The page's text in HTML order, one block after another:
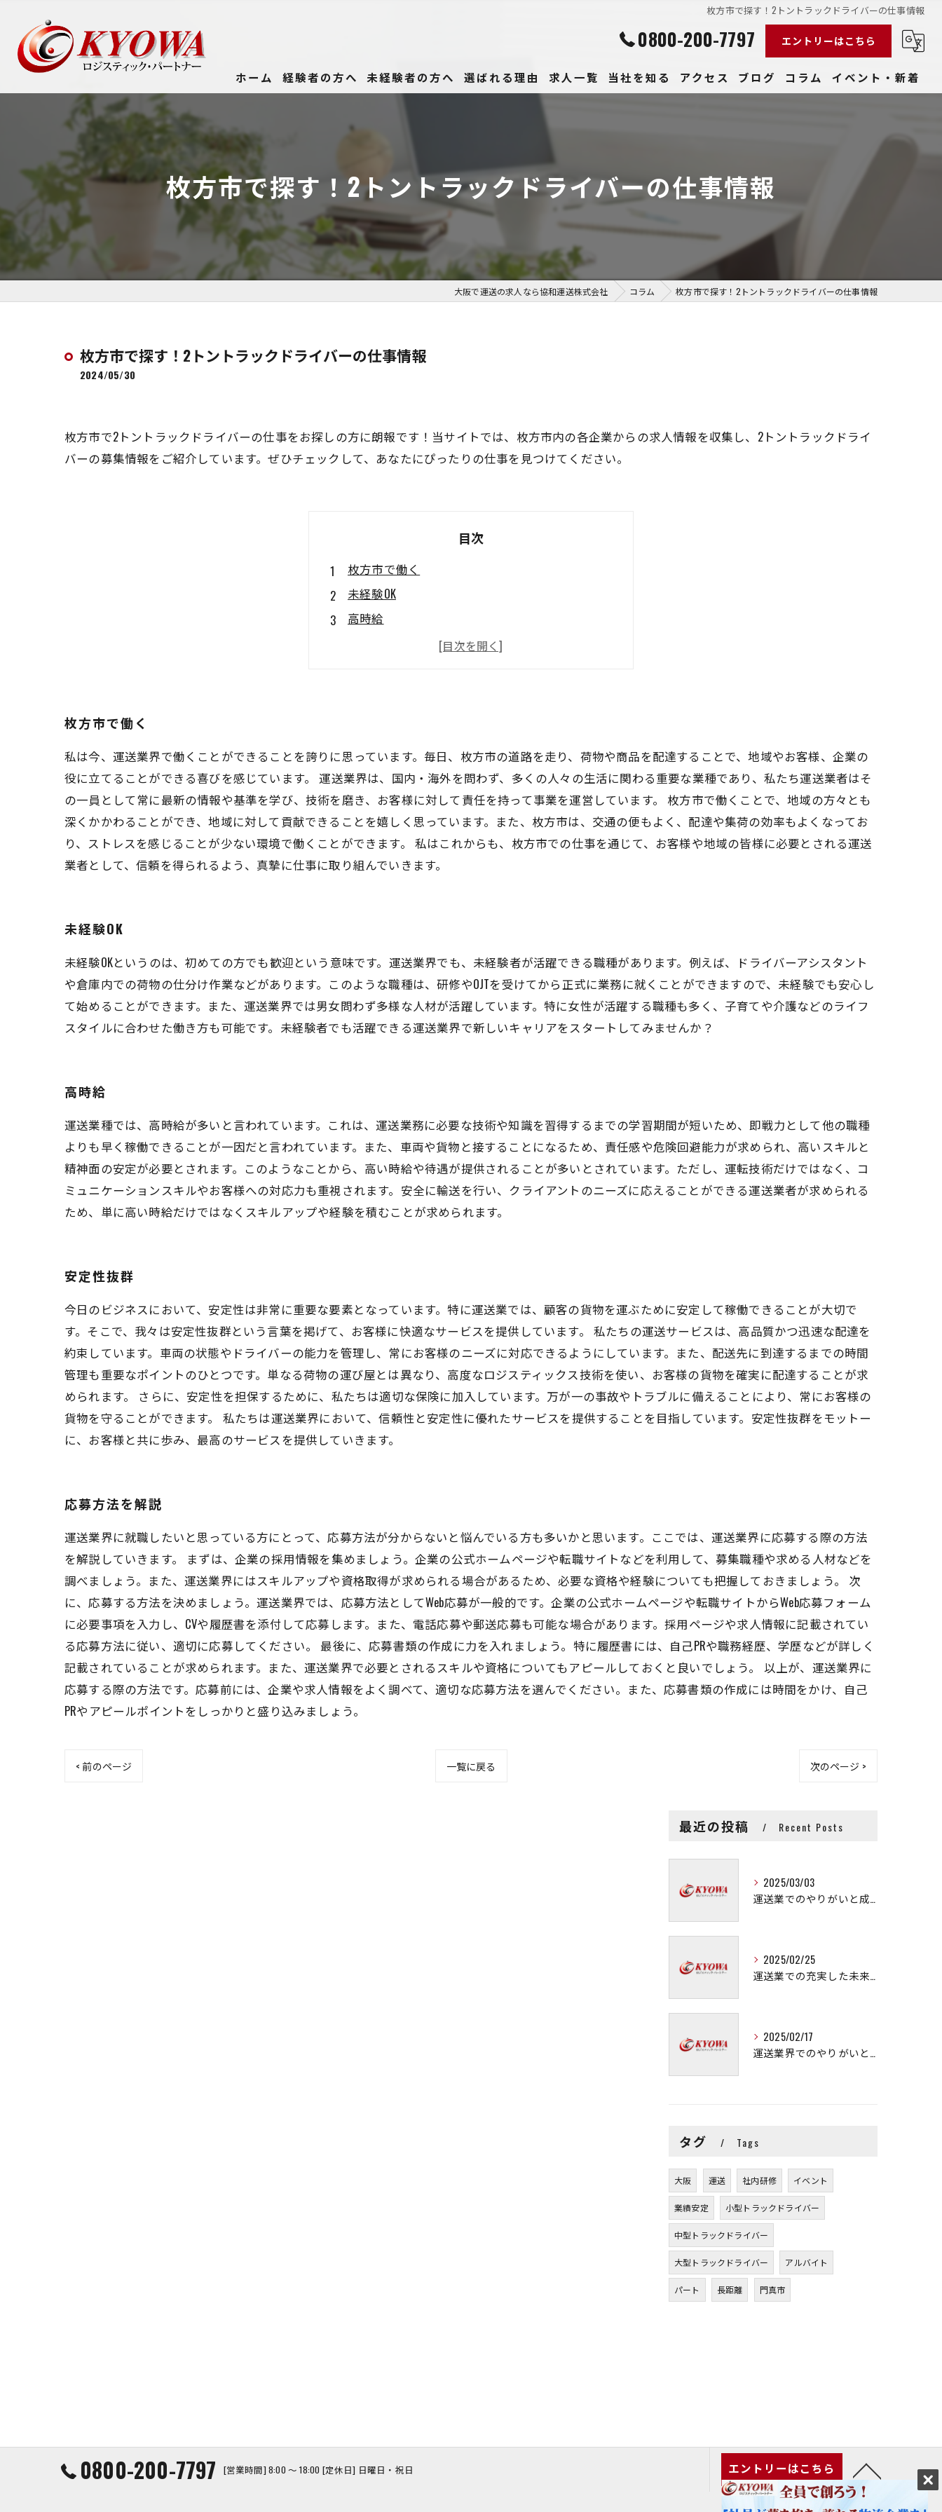
枚方市で探す！2トントラックドライバーの仕事情報
0800-200-7797 エントリーはこちら
ホーム 経験者の方へ 未経験者の方へ 選ばれる理由 求人一覧 当社を知る
高収入
アクセス ブログ コラム イベント・新着
枚方市で探す！2トントラックドライバーの仕事情報
大阪で運送の求人なら協和運送株式会社 コラム 枚方市で探す！2トントラックドライバーの仕事情報
枚方市で探す！2トントラックドライバーの仕事情報
2024/05/30
枚方市で2トントラックドライバーの仕事をお探しの方に朗報です！当サイトでは、枚方市内の各企業からの求人情報を収集し、2トントラックドライ
バーの募集情報をご紹介しています。ぜひチェックして、あなたにぴったりの仕事を見つけてください。
目次
枚方市で働く
未経験OK
高時給
枚方市で働く
私は今、運送業界で働くことができることを誇りに思っています。毎日、枚方市の道路を走り、荷物や商品を配達することで、地域やお客様、企業の
役に立てることができる喜びを感じています。 運送業界は、国内・海外を問わず、多くの人々の生活に関わる重要な業種であり、私たち運送業者はそ
の一員として常に最新の情報や基準を学び、技術を磨き、お客様に対して責任を持って事業を運営しています。 枚方市で働くことで、地域の方々とも
深くかかわることができ、地域に対して貢献できることを嬉しく思っています。また、枚方市は、交通の便もよく、配達や集荷の効率もよくなってお
り、ストレスを感じることが少ない環境で働くことができます。 私はこれからも、枚方市での仕事を通じて、お客様や地域の皆様に必要とされる運送
業者として、信頼を得られるよう、真摯に仕事に取り組んでいきます。
未経験OK
未経験OKというのは、初めての方でも歓迎という意味です。運送業界でも、未経験者が活躍できる職種があります。例えば、ドライバーアシスタント
や倉庫内での荷物の仕分け作業などがあります。このような職種は、研修やOJTを受けてから正式に業務に就くことができますので、未経験でも安心し
て始めることができます。また、運送業界では男女問わず多様な人材が活躍しています。特に女性が活躍する職種も多く、子育てや介護などのライフ
スタイルに合わせた働き方も可能です。未経験者でも活躍できる運送業界で新しいキャリアをスタートしてみませんか？
高時給
運送業種では、高時給が多いと言われています。これは、運送業務に必要な技術や知識を習得するまでの学習期間が短いため、即戦力として他の職種
よりも早く稼働できることが一因だと言われています。また、車両や貨物と接することになるため、責任感や危険回避能力が求められ、高いスキルと
精神面の安定が必要とされます。このようなことから、高い時給や待遇が提供されることが多いとされています。ただし、運転技術だけではなく、コ
ミュニケーションスキルやお客様への対応力も重視されます。安全に輸送を行い、クライアントのニーズに応えることができる運送業者が求められる
ため、単に高い時給だけではなくスキルアップや経験を積むことが求められます。
安定性抜群
今日のビジネスにおいて、安定性は非常に重要な要素となっています。特に運送業では、顧客の貨物を運ぶために安定して稼働できることが大切で
す。そこで、我々は安定性抜群という言葉を掲げて、お客様に快適なサービスを提供しています。 私たちの運送サービスは、高品質かつ迅速な配達を
約束しています。車両の状態やドライバーの能力を管理し、常にお客様のニーズに対応できるようにしています。また、配送先に到達するまでの時間
管理も重要なポイントのひとつです。単なる荷物の運び屋とは異なり、高度なロジスティックス技術を使い、お客様の貨物を確実に配達することが求
められます。 さらに、安定性を担保するために、私たちは適切な保険に加入しています。万が一の事故やトラブルに備えることにより、常にお客様の
貨物を守ることができます。 私たちは運送業界において、信頼性と安定性に優れたサービスを提供することを目指しています。安定性抜群をモットー
に、お客様と共に歩み、最高のサービスを提供していきます。
応募方法を解説
運送業界に就職したいと思っている方にとって、応募方法が分からないと悩んでいる方も多いかと思います。ここでは、運送業界に応募する際の方法
を解説していきます。 まずは、企業の採用情報を集めましょう。企業の公式ホームページや転職サイトなどを利用して、募集職種や求める人材などを
調べましょう。また、運送業界にはスキルアップや資格取得が求められる場合があるため、必要な資格や経験についても把握しておきましょう。 次
に、応募する方法を決めましょう。運送業界では、応募方法としてWeb応募が一般的です。企業の公式ホームページや転職サイトからWeb応募フォーム
に必要事項を入力し、CVや履歴書を添付して応募します。また、電話応募や郵送応募も可能な場合があります。採用ページや求人情報に記載されてい
る応募方法に従い、適切に応募してください。 最後に、応募書類の作成に力を入れましょう。特に履歴書には、自己PRや職務経歴、学歴などが詳しく
記載されていることが求められます。また、運送業界で必要とされるスキルや資格についてもアピールしておくと良いでしょう。 以上が、運送業界に
応募する際の方法です。応募前には、企業や求人情報をよく調べて、適切な応募方法を選んでください。また、応募書類の作成には時間をかけ、自己
PRやアピールポイントをしっかりと盛り込みましょう。
< 前のページ 一覧に戻る 次のページ >
最近の投稿 Recent Posts
2025/03/03
運送業でのやりがいと成長の秘訣
2025/02/25
運送業での充実した未来を拓く方法
2025/02/17
運送業界でのやりがいと可能性
タグ Tags
大阪 運送 社内研修 イベント
業績安定 小型トラックドライバー
中型トラックドライバー
大型トラックドライバー アルバイト
パート 長距離 門真市
0800-200-7797 [営業時間] 8:00 ～ 18:00 [定休日] 日曜日・祝日 エントリーはこちら